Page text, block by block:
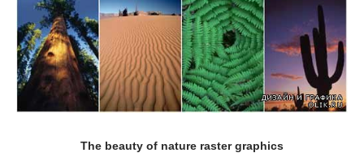
The beauty of nature raster graphics